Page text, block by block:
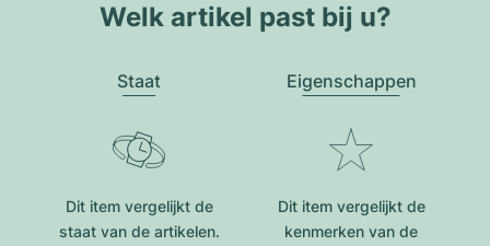
Welk artikel past bij u?
Staat
Dit item vergelijkt de
staat van de artikelen.
Eigenschappen
Dit item vergelijkt de
kenmerken van de